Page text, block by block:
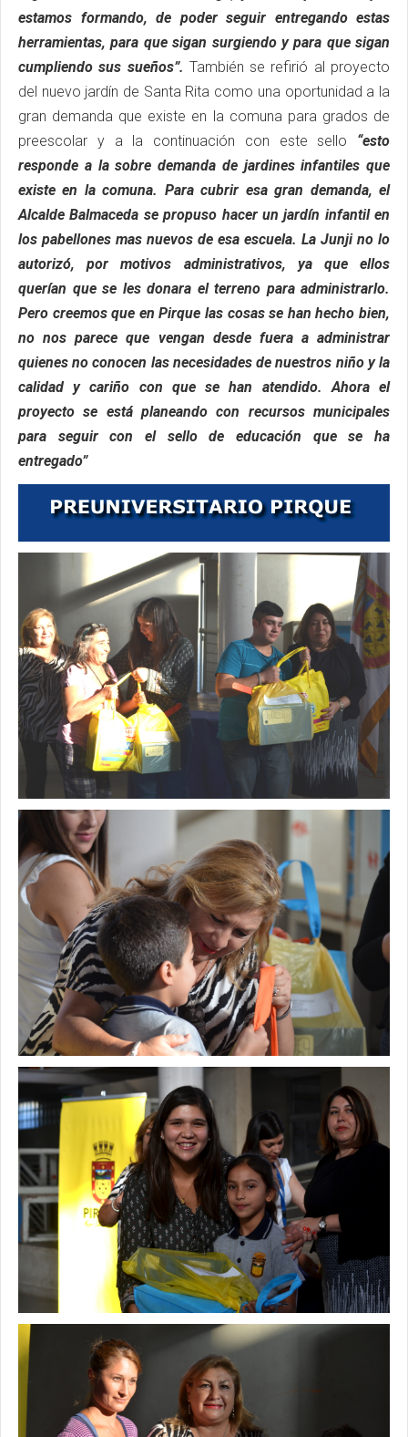
estamos formando, de poder seguir entregando estas
herramientas, para que sigan surgiendo y para que sigan
cumpliendo sus sueños”. También se refirió al proyecto
del nuevo jardín de Santa Rita como una oportunidad a la
gran demanda que existe en la comuna para grados de
preescolar y a la continuación con este sello “esto
responde a la sobre demanda de jardines infantiles que
existe en la comuna. Para cubrir esa gran demanda, el
Alcalde Balmaceda se propuso hacer un jardín infantil en
los pabellones mas nuevos de esa escuela. La Junji no lo
autorizó, por motivos administrativos, ya que ellos
querían que se les donara el terreno para administrarlo.
Pero creemos que en Pirque las cosas se han hecho bien,
no nos parece que vengan desde fuera a administrar
quienes no conocen las necesidades de nuestros niño y la
calidad y cariño con que se han atendido. Ahora el
proyecto se está planeando con recursos municipales
para seguir con el sello de educación que se ha
entregado”